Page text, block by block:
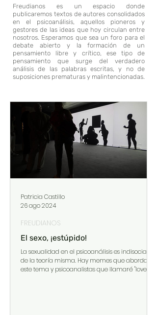
Freudianos
es un espacio donde
publicaremos textos de autores consolidados
en el psicoanálisis, aquellos pioneros y
gestores de las ideas que hoy circulan entre
nosotros. Esperamos que sea un foro para el
debate abierto y la formación de un
pensamiento libre y crítico, ese tipo de
pensamiento que surge del verdadero
análisis de las palabras escritas, y no de
suposiciones prematuras y malintencionadas.
El sexo, ¡estúpido!
La sexualidad en el psicoanálisis es indisociable
de la teoría misma. Hay memes que abordan
este tema y psicoanalistas que llamaré "love
FREUDIANOS
Patricia Castillo
26 ago 2024